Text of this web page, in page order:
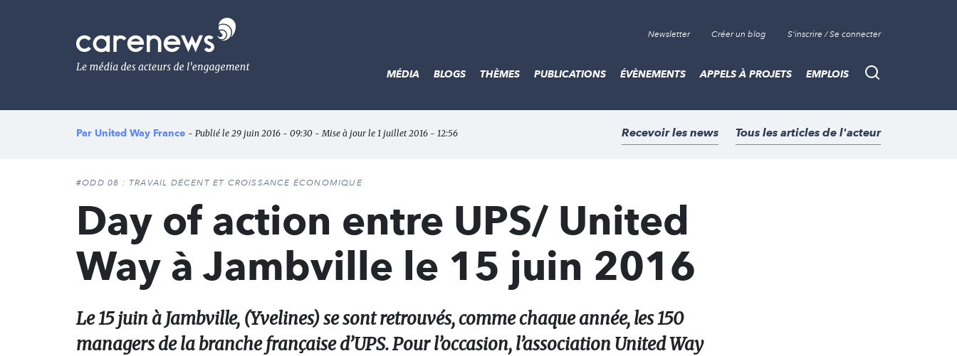
Le
média
de
l'engagement
Newsletter Créer un blog S'inscrire / Se connecter
Recherche
MÉDIA BLOGS THÈMES PUBLICATIONS ÉVÈNEMENTS APPELS À PROJETS EMPLOIS
Par United Way France - Publié le 29 juin 2016 - 09:30 - Mise à jour le 1 juillet 2016 - 12:56 Recevoir les news Tous les articles de l'acteur
#ODD 08 : TRAVAIL DÉCENT ET CROISSANCE ÉCONOMIQUE
Day of action entre UPS/ United
Way à Jambville le 15 juin 2016
Le 15 juin à Jambville, (Yvelines) se sont retrouvés, comme chaque année, les 150
managers de la branche française d’UPS. Pour l’occasion, l’association United Way